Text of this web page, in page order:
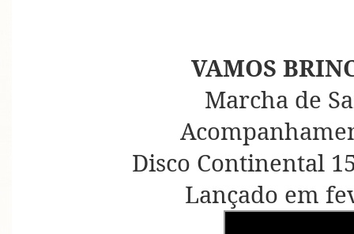
VAMOS
Marcha de
Disco Continental
Lançado em